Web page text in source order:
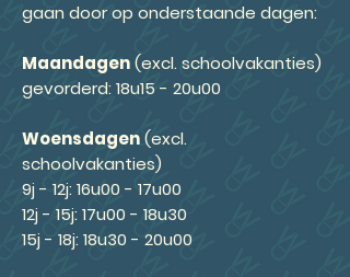
gaan door op onderstaande dagen:
Maandagen(excl. schoolvakanties)
gevorderd: 18u15 - 20u00
Woensdagen(excl.
schoolvakanties)
9j - 12j: 16u00 - 17u00
12j - 15j: 17u00 - 18u30
15j - 18j: 18u30 - 20u00